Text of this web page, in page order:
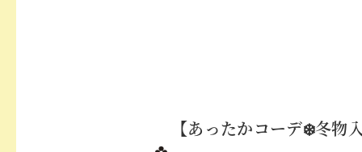
【あったかコーデ❄️冬物